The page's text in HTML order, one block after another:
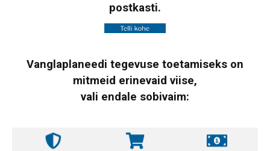
postkasti.
Vanglaplaneedi tegevuse toetamiseks on
mitmeid erinevaid viise,
vali endale sobivaim: